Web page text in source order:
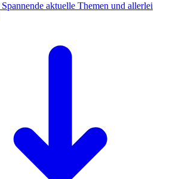
Spannende aktuelle Themen und allerlei